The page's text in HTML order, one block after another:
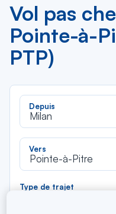
Vol pas
Pointe-à-
PTP)
Depuis
Milan
Vers
Pointe-à-Pitre
Type de trajet